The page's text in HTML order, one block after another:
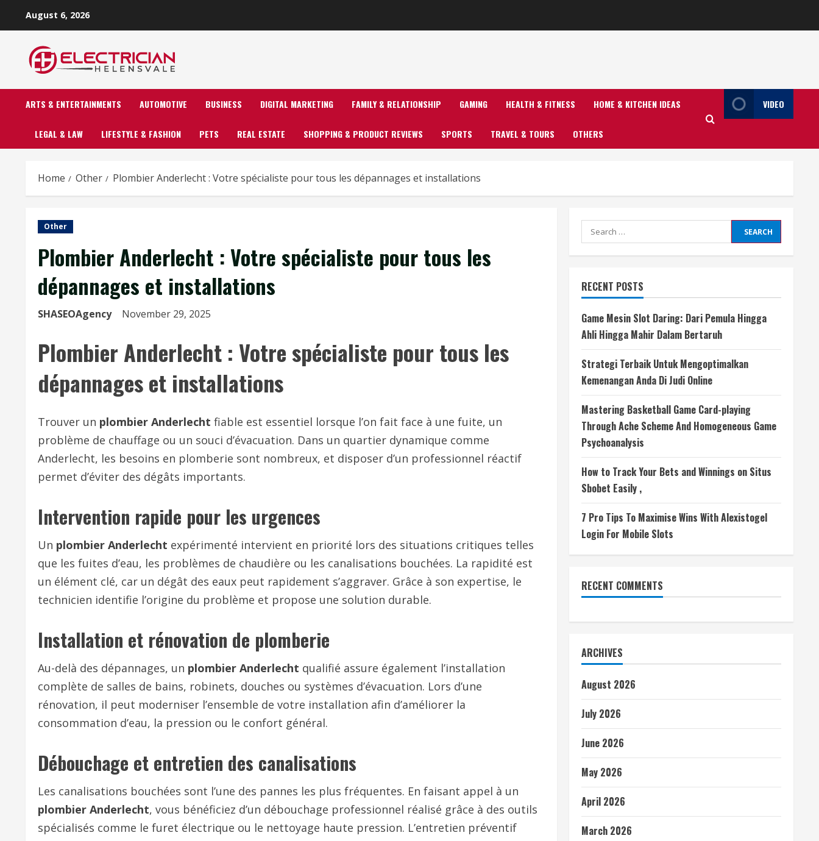
August 6, 2026
ARTS & ENTERTAINMENTS AUTOMOTIVE BUSINESS DIGITAL MARKETING FAMILY & RELATIONSHIP GAMING HEALTH & FITNESS HOME & KITCHEN IDEAS
LEGAL & LAW LIFESTYLE & FASHION PETS REAL ESTATE SHOPPING & PRODUCT REVIEWS SPORTS TRAVEL & TOURS OTHERS
VIDEO
Home Other Plombier Anderlecht : Votre spécialiste pour tous les dépannages et installations
Other
Plombier Anderlecht : Votre spécialiste pour tous les
dépannages et installations
SHASEOAgency November 29, 2025
Plombier Anderlecht : Votre spécialiste pour tous les
dépannages et installations
Trouver un plombier Anderlecht fiable est essentiel lorsque l’on fait face à une fuite, un
problème de chauffage ou un souci d’évacuation. Dans un quartier dynamique comme
Anderlecht, les besoins en plomberie sont nombreux, et disposer d’un professionnel réactif
permet d’éviter des dégâts importants.
Intervention rapide pour les urgences
Un plombier Anderlecht expérimenté intervient en priorité lors des situations critiques telles
que les fuites d’eau, les problèmes de chaudière ou les canalisations bouchées. La rapidité est
un élément clé, car un dégât des eaux peut rapidement s’aggraver. Grâce à son expertise, le
technicien identifie l’origine du problème et propose une solution durable.
Installation et rénovation de plomberie
Au-delà des dépannages, un plombier Anderlecht qualifié assure également l’installation
complète de salles de bains, robinets, douches ou systèmes d’évacuation. Lors d’une
rénovation, il peut moderniser l’ensemble de votre installation afin d’améliorer la
consommation d’eau, la pression ou le confort général.
Débouchage et entretien des canalisations
Les canalisations bouchées sont l’une des pannes les plus fréquentes. En faisant appel à un
plombier Anderlecht, vous bénéficiez d’un débouchage professionnel réalisé grâce à des outils
spécialisés comme le furet électrique ou le nettoyage haute pression. L’entretien préventif
Search
for:
RECENT POSTS
Game Mesin Slot Daring: Dari Pemula Hingga
Ahli Hingga Mahir Dalam Bertaruh
Strategi Terbaik Untuk Mengoptimalkan
Kemenangan Anda Di Judi Online
Mastering Basketball Game Card-playing
Through Ache Scheme And Homogeneous Game
Psychoanalysis
How to Track Your Bets and Winnings on Situs
Sbobet Easily ,
7 Pro Tips To Maximise Wins With Alexistogel
Login For Mobile Slots
RECENT COMMENTS
ARCHIVES
August 2026
July 2026
June 2026
May 2026
April 2026
March 2026